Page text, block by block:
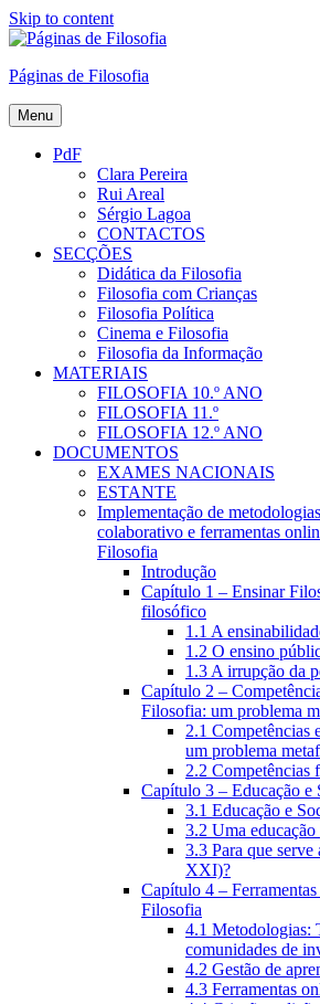
Skip to content
Páginas de Filosofia
Menu
PdF
Clara Pereira
Rui Areal
Sérgio Lagoa
CONTACTOS
SECÇÕES
Didática da Filosofia
Filosofia com Crianças
Filosofia Política
Cinema e Filosofia
Filosofia da Informação
MATERIAIS
FILOSOFIA 10.º ANO
FILOSOFIA 11.º
FILOSOFIA 12.º ANO
DOCUMENTOS
EXAMES NACIONAIS
ESTANTE
Implementação de
colaborativo e ferramentas
Filosofia
Introdução
Capítulo 1 – Ensinar
filosófico
1.1 A
1.2 O ensino
1.3 A irrupção da
Capítulo 2 –
Filosofia: um problema
2.1 Competências
um problema
2.2 Competências
Capítulo 3 – Educação e
3.1 Educação e
3.2 Uma
3.3 Para que
XXI)?
Capítulo 4 –
Filosofia
4.1 Metodologias:
comunidades de
4.2 Gestão de
4.3 Ferramentas